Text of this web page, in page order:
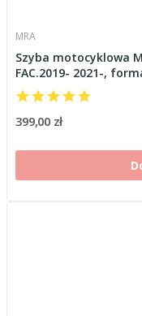
MRA
Szyba motocyklowa
FAC.2019- 2021-,
399,00 zł